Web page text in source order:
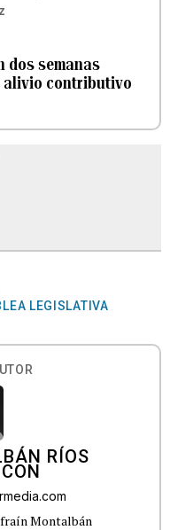
dos semanas
alivio contributivo
LEGISLATIVA
RÍOS
Montalbán